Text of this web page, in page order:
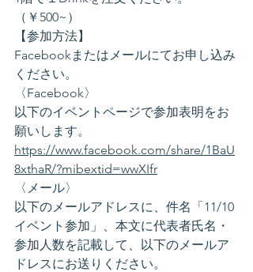
（￥500~）
【参加方法】
Facebookまたはメールにてお申し込み
ください。
〈Facebook〉
以下のイベントページで参加表明をお
願いします。
https://www.facebook.com/share/1BaU
8xthaR/?mibextid=wwXIfr
〈メール〉
以下のメールアドレスに、件名「11/10
イベント参加」、本文に代表者氏名・
参加人数を記載して、以下のメールア
ドレスにお送りください。